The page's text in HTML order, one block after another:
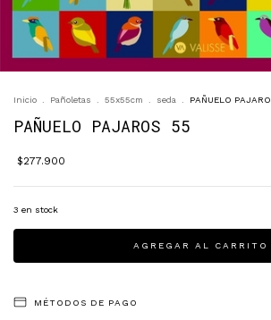
Inicio Pañoletas 55x55cm seda PAÑUELO
PAÑUELO PAJAROS 55
$277.900
3 en stock
MÉTODOS DE PAGO